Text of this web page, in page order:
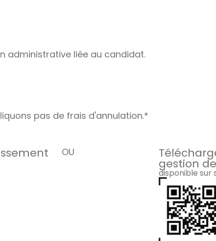
administrative liée au candidat.
pas de frais d'annulation.*
OU
gestion
disponible